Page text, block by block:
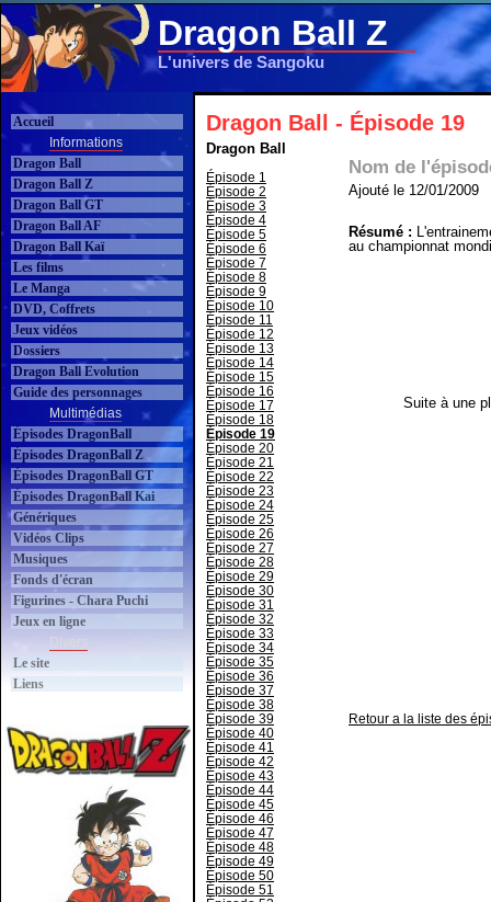
Dragon Ball Z
L'univers de Sangoku
Accueil
Informations
Dragon Ball
Dragon Ball Z
Dragon Ball GT
Dragon Ball AF
Dragon Ball Kaï
Les films
Le Manga
DVD, Coffrets
Jeux vidéos
Dossiers
Dragon Ball Evolution
Guide des personnages
Multimédias
Épisodes DragonBall
Épisodes DragonBall Z
Épisodes DragonBall GT
Épisodes DragonBall Kai
Génériques
Vidéos Clips
Musiques
Fonds d'écran
Figurines - Chara Puchi
Jeux en ligne
Le site
Liens
Dragon Ball - Épisode 19
Dragon Ball
Épisode 1
Épisode 2
Épisode 3
Épisode 4
Épisode 5
Épisode 6
Épisode 7
Épisode 8
Épisode 9
Épisode 10
Épisode 11
Épisode 12
Épisode 13
Épisode 14
Épisode 15
Épisode 16
Épisode 17
Épisode 18
Épisode 19
Épisode 20
Épisode 21
Épisode 22
Épisode 23
Épisode 24
Épisode 25
Épisode 26
Épisode 27
Épisode 28
Épisode 29
Épisode 30
Épisode 31
Épisode 32
Épisode 33
Épisode 34
Épisode 35
Épisode 36
Épisode 37
Épisode 38
Épisode 39
Épisode 40
Épisode 41
Épisode 42
Épisode 43
Épisode 44
Épisode 45
Épisode 46
Épisode 47
Épisode 48
Épisode 49
Épisode 50
Épisode 51
Nom de
Ajouté le 12/01/2009
Résumé :
au championnat
Suite à une
Retour a la liste des